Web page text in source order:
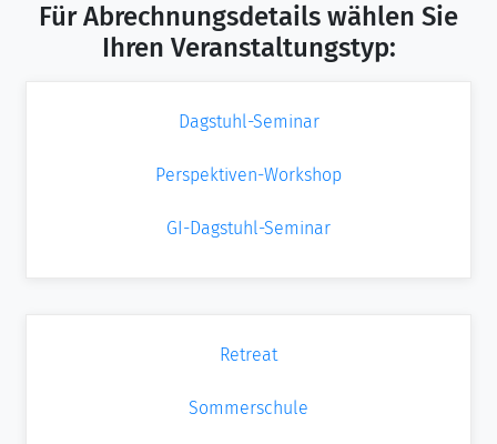
Für Abrechnungsdetails wählen Sie
Ihren Veranstaltungstyp:
Dagstuhl-Seminar
Perspektiven-Workshop
GI-Dagstuhl-Seminar
Retreat
Sommerschule